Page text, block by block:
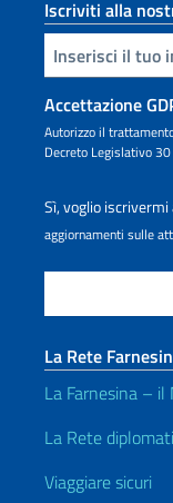
Iscriviti alla
Inserisci la tua email
Accettazione
Autorizzo il
Decreto Legislativo
Sì, voglio
aggiornamenti sulle
La Rete
La Farnesina – il
La Rete
Viaggiare sicuri